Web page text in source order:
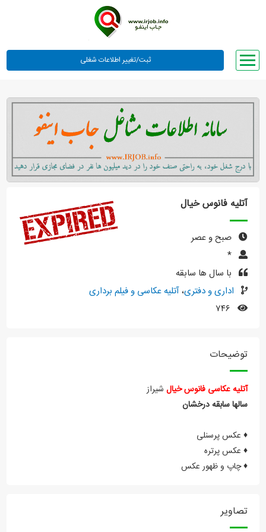
وبلاگ
معرفی ما
تعرفه ها
راهنما
ورود یا عضویت
آتلیه فانوس خیال
صبح و عصر
*
با سال ها سابقه
اداری و دفتری،آتلیه عکاسی و فیلم برداری
توضیحات
آتلیه عکاسی فانوس خیال شیراز
سالها سابقه درخشان
♦️ عکس پرسنلی
♦️ عکس پرتره
♦️ چاپ و ظهور عکس
تصاویر